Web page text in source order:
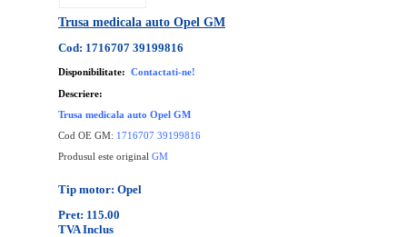
Trusa medicala auto Opel GM
Cod: 1716707 39199816
Disponibilitate: Contactati-ne!
Descriere:
Trusa medicala auto Opel GM
Cod OE GM: 1716707 39199816
Produsul este original GM
Tip motor: Opel
Pret: 115.00
TVA Inclus